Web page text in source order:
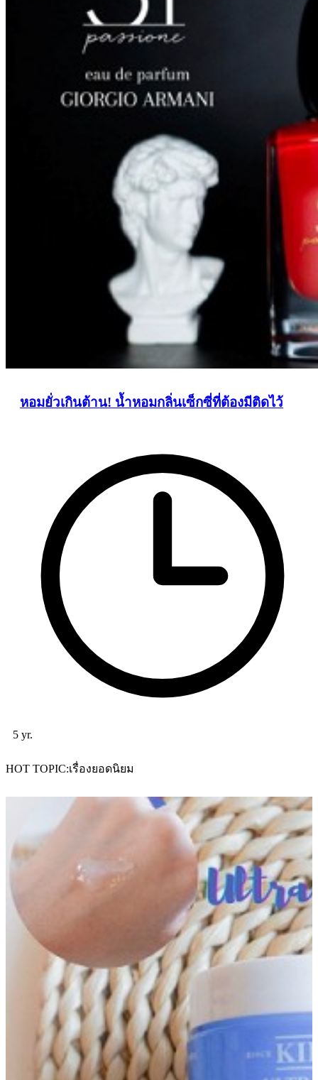
หอมยั่วเกินต้าน! น้ำหอมกลิ่นเซ็กซี่ที่ต้องมีติดไว้
5 yr.
HOT TOPIC เรื่องยอดนิยม